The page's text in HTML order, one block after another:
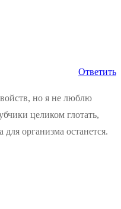
Ответить
но я не люблю
целиком глотать,
для организма останется.